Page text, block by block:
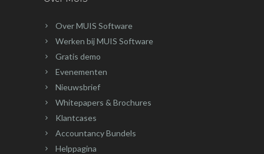
Over MUIS Software
Werken bij MUIS Software
Gratis demo
Evenementen
Nieuwsbrief
Whitepapers & Brochures
Klantcases
Accountancy Bundels
Helppagina